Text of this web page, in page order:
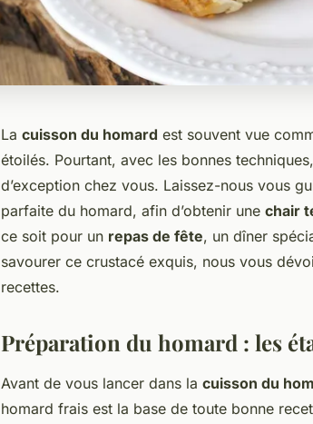
La cuisson du homard est souvent vue
étoilés. Pourtant, avec les bonnes
d’exception chez vous. Laissez-nous vous
parfaite du homard, afin d’obtenir une chair
ce soit pour un repas de fête, un dîner
savourer ce crustacé exquis, nous vous
recettes.
Préparation du homard : les
Avant de vous lancer dans la cuisson du
homard frais est la base de toute bonne